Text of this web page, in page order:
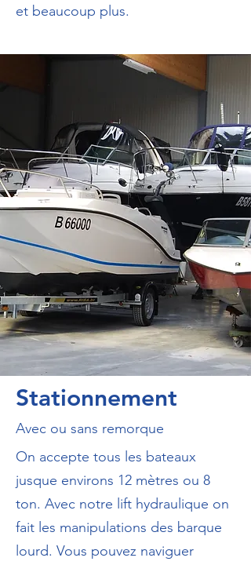
et beaucoup plus.
Stationnement
Avec ou sans remorque
On accepte tous les bateaux
jusque environs 12 mètres ou 8
ton. Avec notre lift hydraulique on
fait les manipulations des barque
lourd. Vous pouvez naviguer